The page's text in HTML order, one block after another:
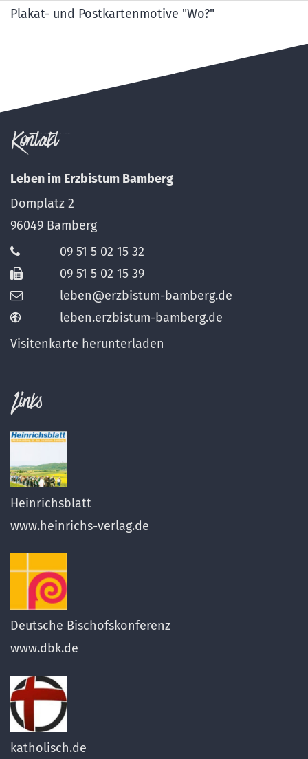
Plakat- und Postkartenmotive "Wo?"
Kontakt
Leben im Erzbistum Bamberg
Domplatz 2
96049 Bamberg
09 51 5 02 15 32
09 51 5 02 15 39
leben@erzbistum-bamberg.de
leben.erzbistum-bamberg.de
Visitenkarte herunterladen
Links
Heinrichsblatt
www.heinrichs-verlag.de
Deutsche Bischofskonferenz
www.dbk.de
katholisch.de